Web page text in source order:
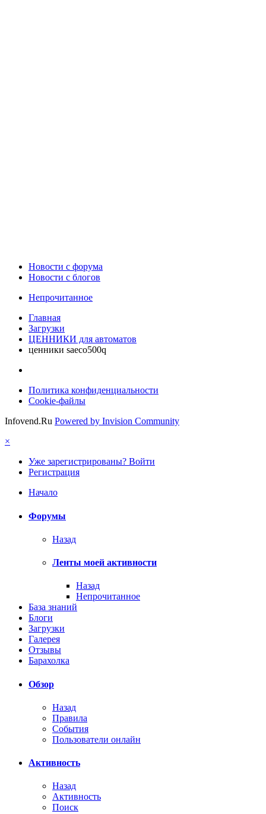
Новости c форума
Новости с блогов
Непрочитанное
Главная
Загрузки
ЦЕННИКИ для автоматов
ценники saeco500q
Политика конфиденциальности
Cookie-файлы
Infovend.Ru Powered by Invision Community
×
Уже зарегистрированы? Войти
Регистрация
Начало
Форумы
Назад
Ленты моей активности
Назад
Непрочитанное
База знаний
Блоги
Загрузки
Галерея
Отзывы
Барахолка
Обзор
Назад
Правила
События
Пользователи онлайн
Активность
Назад
Активность
Поиск